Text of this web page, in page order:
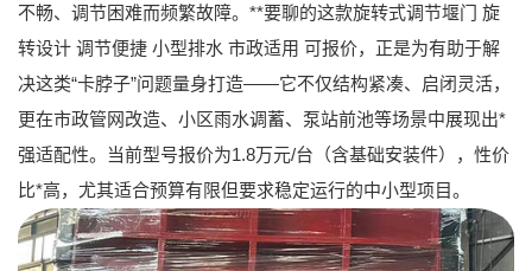
不畅、调节困难而频繁故障。**要聊的这款旋转式调节堰门 旋
转设计 调节便捷 小型排水 市政适用 可报价，正是为有助于解
决这类“卡脖子”问题量身打造——它不仅结构紧凑、启闭灵活，
更在市政管网改造、小区雨水调蓄、泵站前池等场景中展现出*
强适配性。
当前型号报价为1.8万元/台 （含基础安装件），性价
比*高，尤其适合预算有限但要求稳定运行的中小型项目。